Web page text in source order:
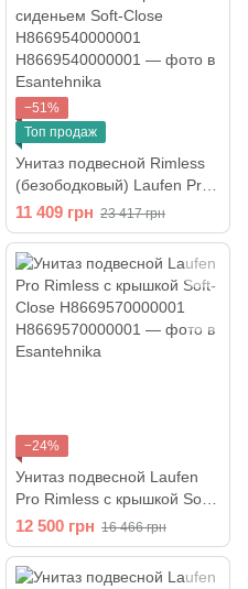
−51%
Топ продаж
Унитаз подвесной Rimless
(безободковый) Laufen Pro
Combipack с сиденьем Soft-
Close H8669540000001
11 409 грн 23 417 грн
−24%
Унитаз подвесной Laufen
Pro Rimless с крышкой Soft-
Close H8669570000001
12 500 грн 16 466 грн